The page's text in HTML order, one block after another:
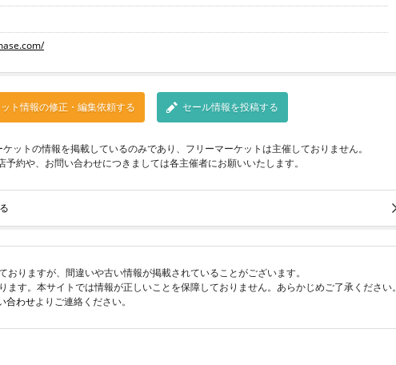
ト情報の修正・編集依頼する セール情報を投稿する
ットの情報を掲載しているのみであり、フリーマーケットは主催しておりません。
予約や、お問い合わせにつきましては各主催者にお願いいたします。
りますが、間違いや古い情報が掲載されていることがございます。
す。本サイトでは情報が正しいことを保障しておりません。あらかじめご了承ください。
合わせよりご連絡ください。